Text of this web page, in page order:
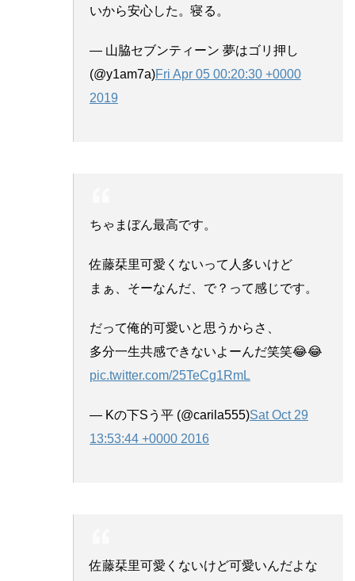
いから安心した。寝る。
— 山脇セブンティーン 夢はゴリ押し
(@y1am7a)Fri Apr 05 00:20:30 +0000
2019
ちゃまぼん最高です。
佐藤栞里可愛くないって人多いけど
まぁ、そーなんだ、で？って感じです。
だって俺的可愛いと思うからさ、
多分一生共感できないよーんだ笑笑😂😂
pic.twitter.com/25TeCg1RmL
— Kの下Sう平 (@carila555)Sat Oct 29
13:53:44 +0000 2016
佐藤栞里可愛くないけど可愛いんだよな